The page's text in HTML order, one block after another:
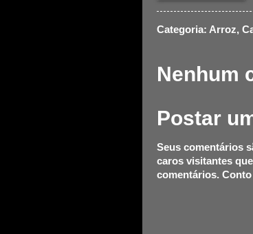
Categoria: Arroz,
Nenhum
Postar
Seus comentários
caros visitantes
comentários.